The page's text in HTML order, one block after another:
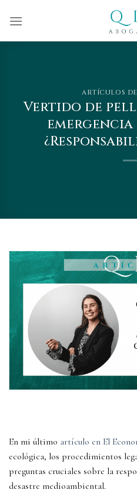
ARTÍCULOS
Vertido de
En mi último artículo en El
ecológica, los procedimientos
preguntas cruciales sobre la
desastre medioambiental.